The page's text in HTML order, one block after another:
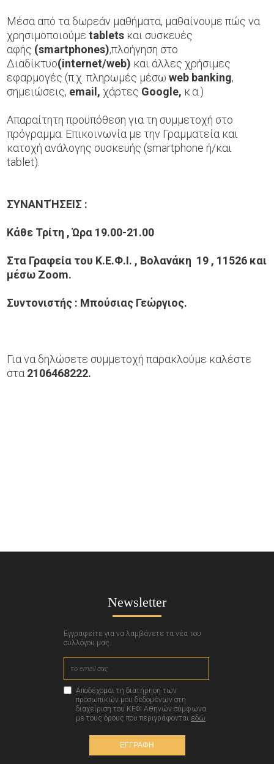
Μέσα από τα δωρεάν μαθήματα, μαθαίνουμε πώς να
χρησιμοποιούμεtablets και συσκευές
αφής (smartphones),πλοήγηση στο
Διαδίκτυο(internet/web) και άλλες χρήσιμες
εφαρμογές (π.χ. πληρωμές μέσωweb banking,
σημειώσεις, email, χάρτες Google, κ.α.)
Απαραίτητη προϋπόθεση για τη συμμετοχή στο
πρόγραμμα: Επικοινωνία με την Γραμματεία και
κατοχή ανάλογης συσκευής (smartphone ή/και
tablet).
ΣΥΝΑΝΤΉΣΕΙΣ :
Κάθε Τρίτη , Ώρα 19.00-21.00
Στα Γραφεία του Κ.Ε.Φ.Ι. , Βολανάκη 19 , 11526 και
μέσω Zoom.
Συντονιστής : Μπούσιας Γεώργιος.
Για να δηλώσετε συμμετοχή παρακλούμε καλέστε
στα 2106468222.
Newsletter
Εγγραφείτε για να λαμβάνετε τα νέα του
συλλόγου μας.
Αποδέχομαι τη διατήρηση των
προσωπικών μου δεδομένων στη
διαχείριση του ΚΕΦΙ Αθηνών σύμφωνα
με τους όρους που περιγράφονται εδώ
ΕΓΓΡΑΦΗ